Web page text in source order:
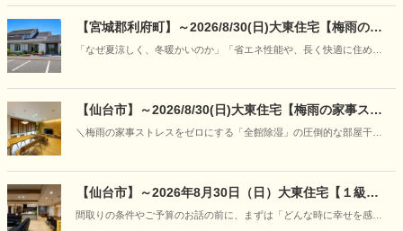
【宮城郡利府町】～2026/8/30(日)大東住宅【梅雨の特
別企画】30年先も強さと快適さが続く理由を「見て、
「なぜ夏涼しく、冬暖かいのか」「省エネ性能や、長く快適に住める
模型をとおして、分かりやすくご案内いたします。
【仙台市】～2026/8/30(日)大東住宅【梅雨の家事スト
レスをゼロに】「朝にはカラッと、ニオイもな
＼梅雨の家事ストレスをゼロにする「全館除湿」の圧倒的な部屋干し
【仙台市】～2026年8月30日（日）大東住宅【１級建
築士と紡ぐ家づくり】「あなただけの『美しい日常』
間取りの条件やご予算のお話の前に、まずは「どんな時に幸せを感じ